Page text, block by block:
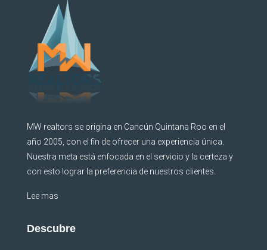
MW realtors se origina en Cancún Quintana Roo en el
año 2005, con el fin de ofrecer una experiencia única.
Nuestra meta está enfocada en el servicio y la certeza y
con esto lograr la preferencia de nuestros clientes.
Lee mas
Descubre